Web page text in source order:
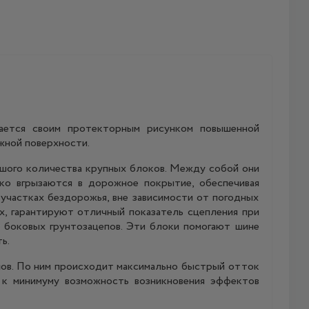
своим протекторным рисунком повышенной
поверхности.
количества крупных блоков. Между собой они
вгрызаются в дорожное покрытие, обеспечивая
бездорожья, вне зависимости от погодных
отличный показатель сцепления при
грунтозацепов. Эти блоки помогают шине
По ним происходит максимально быстрый отток
возможность возникновения эффектов